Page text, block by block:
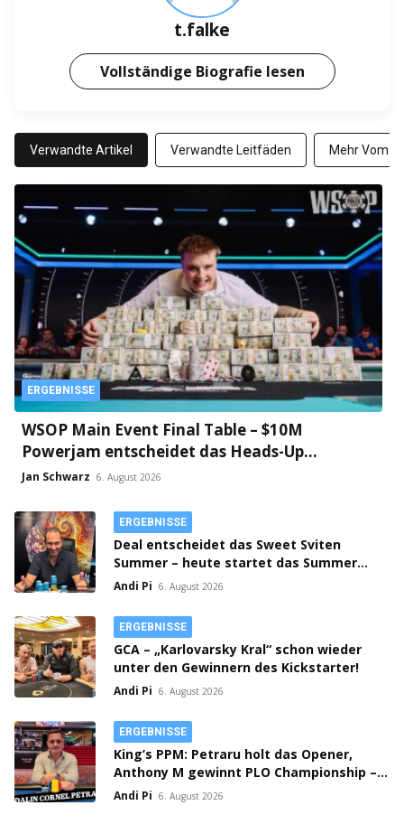
t.falke
Vollständige Biografie lesen
Verwandte Artikel Verwandte Leitfäden Mehr Vom
ERGEBNISSE
WSOP Main Event Final Table – $10M
Powerjam entscheidet das Heads-Up
zwischen Jumalon und Saaskilahti!
Jan Schwarz 6. August 2026
ERGEBNISSE
Deal entscheidet das Sweet Sviten
Summer – heute startet das Summer
Open Bounty!
Andi Pi 6. August 2026
ERGEBNISSE
GCA – „Karlovarsky Kral“ schon wieder
unter den Gewinnern des Kickstarter!
Andi Pi 6. August 2026
ERGEBNISSE
King’s PPM: Petraru holt das Opener,
Anthony M gewinnt PLO Championship –
Prag spielt Flight 1C Million Crown!
Andi Pi 6. August 2026